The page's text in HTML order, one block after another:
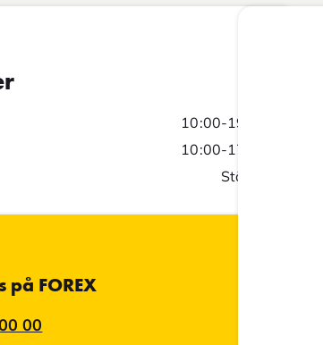
10:00-19:00
10:00-17:00
Stängt
på FOREX
00